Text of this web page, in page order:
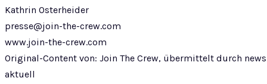
Kathrin Osterheider
presse@join-the-crew.com
www.join-the-crew.com
Original-Content von: Join The Crew, übermittelt durch news
aktuell